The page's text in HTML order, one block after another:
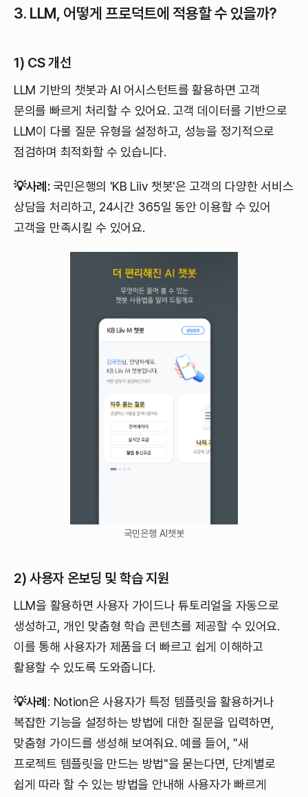
3. LLM, 어떻게 프로덕트에 적용할 수 있을까?
1) CS 개선
LLM 기반의 챗봇과 AI 어시스턴트를 활용하면 고객
문의를 빠르게 처리할 수 있어요. 고객 데이터를 기반으로
LLM이 다룰 질문 유형을 설정하고, 성능을 정기적으로
점검하며 최적화할 수 있습니다.
💡사례:국민은행의 'KB Liiv 챗봇'은 고객의 다양한 서비스
상담을 처리하고, 24시간 365일 동안 이용할 수 있어
고객을 만족시킬 수 있어요.
국민은행 AI챗봇
2) 사용자 온보딩 및 학습 지원
LLM을 활용하면 사용자 가이드나 튜토리얼을 자동으로
생성하고, 개인 맞춤형 학습 콘텐츠를 제공할 수 있어요.
이를 통해 사용자가 제품을 더 빠르고 쉽게 이해하고
활용할 수 있도록 도와줍니다.
💡사례 : Notion은 사용자가 특정 템플릿을 활용하거나
복잡한 기능을 설정하는 방법에 대한 질문을 입력하면,
맞춤형 가이드를 생성해 보여줘요. 예를 들어, "새
프로젝트 템플릿을 만드는 방법"을 묻는다면, 단계별로
쉽게 따라 할 수 있는 방법을 안내해 사용자가 빠르게